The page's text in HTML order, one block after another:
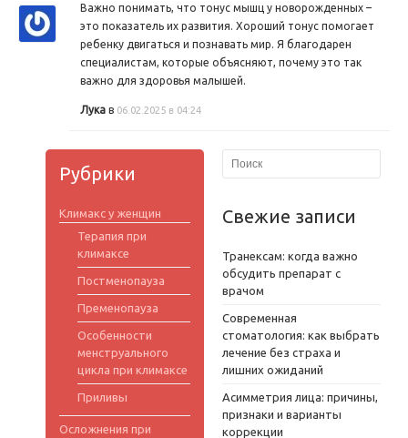
Важно понимать, что тонус мышц у новорожденных –
это показатель их развития. Хороший тонус помогает
ребенку двигаться и познавать мир. Я благодарен
специалистам, которые объясняют, почему это так
важно для здоровья малышей.
Лука в 06.02.2025 в 04:24
Рубрики
Климакс у женщин
Терапия при
климаксе
Постменопауза
Пременопауза
Особенности
менструального
цикла при климаксе
Приливы
Осложнения при
Свежие записи
Транексам: когда важно
обсудить препарат с
врачом
Современная
стоматология: как выбрать
лечение без страха и
лишних ожиданий
Асимметрия лица: причины,
признаки и варианты
коррекции